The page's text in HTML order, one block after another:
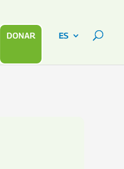
DONAR ES